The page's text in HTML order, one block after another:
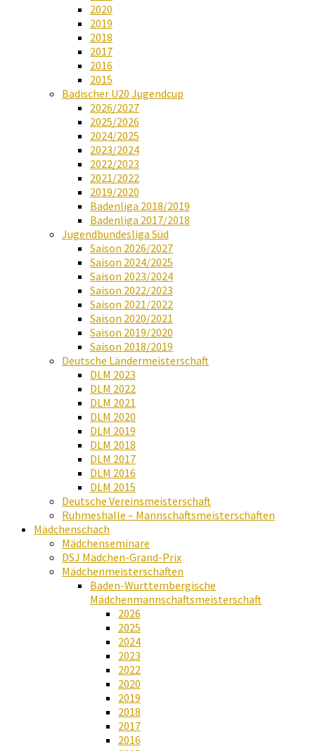
2020
2019
2018
2017
2016
2015
Badischer U20 Jugendcup
2026/2027
2025/2026
2024/2025
2023/2024
2022/2023
2021/2022
2019/2020
Badenliga 2018/2019
Badenliga 2017/2018
Jugendbundesliga Süd
Saison 2026/2027
Saison 2024/2025
Saison 2023/2024
Saison 2022/2023
Saison 2021/2022
Saison 2020/2021
Saison 2019/2020
Saison 2018/2019
Deutsche Ländermeisterschaft
DLM 2023
DLM 2022
DLM 2021
DLM 2020
DLM 2019
DLM 2018
DLM 2017
DLM 2016
DLM 2015
Deutsche Vereinsmeisterschaft
Ruhmeshalle – Mannschaftsmeisterschaften
Mädchenschach
Mädchenseminare
DSJ Mädchen-Grand-Prix
Mädchenmeisterschaften
Baden-Württembergische
Mädchenmannschaftsmeisterschaft
2026
2025
2024
2023
2022
2020
2019
2018
2017
2016